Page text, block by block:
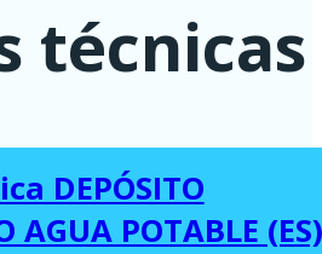
técnicas
DEPÓSITO
AGUA POTABLE (ES)